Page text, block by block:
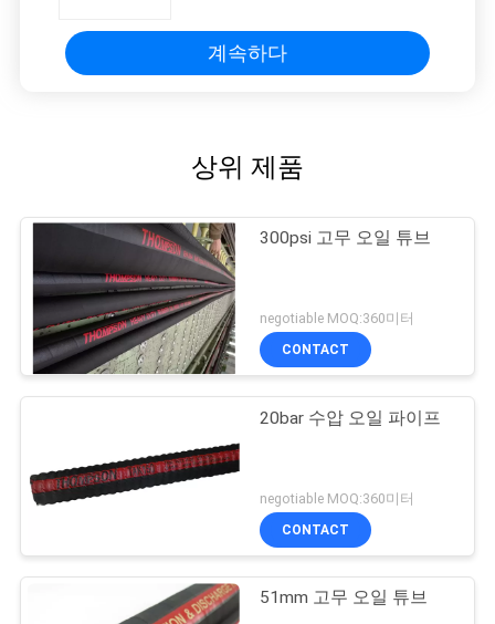
계속하다
상위 제품
300psi 고무 오일 튜브
negotiable MOQ:360미터
CONTACT
20bar 수압 오일 파이프
negotiable MOQ:360미터
CONTACT
51mm 고무 오일 튜브